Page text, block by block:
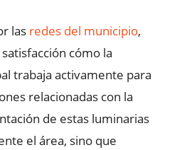
las redes del municipio,
cómo la
trabaja activamente para
relacionadas con la
de estas luminarias
el área, sino que